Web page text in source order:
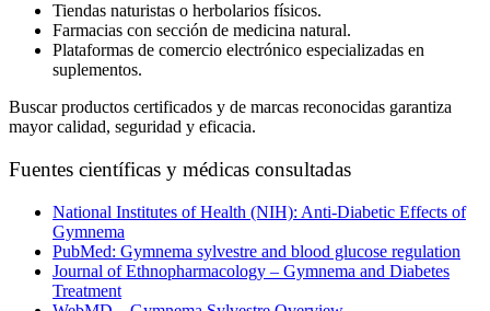
Tiendas naturistas o herbolarios físicos.
Farmacias con sección de medicina natural.
Plataformas de comercio electrónico especializadas en
suplementos.
Buscar productos certificados y de marcas reconocidas garantiza
mayor calidad, seguridad y eficacia.
Fuentes científicas y médicas consultadas
National Institutes of Health (NIH): Anti-Diabetic Effects of
Gymnema
PubMed: Gymnema sylvestre and blood glucose regulation
Journal of Ethnopharmacology – Gymnema and Diabetes
Treatment